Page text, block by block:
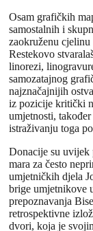
Osam grafičkih
samostalnih i
zaokruženu
Restekovo
linorezi,
samozatajnog
najznačajnijih
iz pozicije kritički
umjetnosti,
istraživanju toga
Donacije su uvijek
mara za često
umjetničkih djela
brige umjetnikove
prepoznavanja
retrospektivne
dvori, koja je